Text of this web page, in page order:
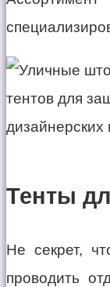
Тенты
Не секрет,
проводить